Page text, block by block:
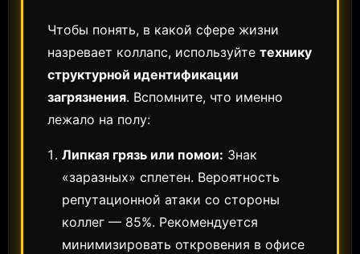
Чтобы понять, в какой сфере жизни
назревает коллапс, используйте технику
структурной идентификации
загрязнения. Вспомните, что именно
лежало на полу:
Липкая грязь или помои: Знак
«заразных» сплетен. Вероятность
репутационной атаки со стороны
коллег — 85%. Рекомендуется
минимизировать откровения в офисе